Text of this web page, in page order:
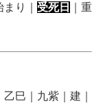
り｜ 受死日
｜重
乙巳｜九紫｜建｜